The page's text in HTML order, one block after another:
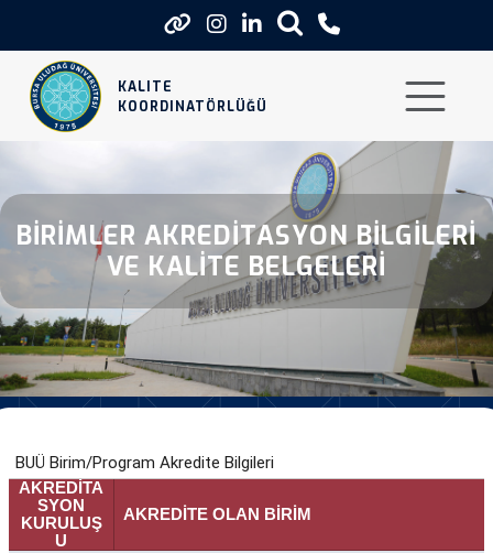
KALITE
KOORDINATÖRLÜĞÜ
Akredite Olmus Bolum Program
BIRIMLER AKREDITASYON BILGILERI
VE KALITE BELGELERI